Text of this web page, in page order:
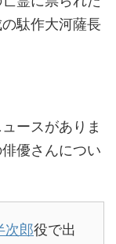
駄作大河薩長
ースがありま
優さんについ
次郎役で出